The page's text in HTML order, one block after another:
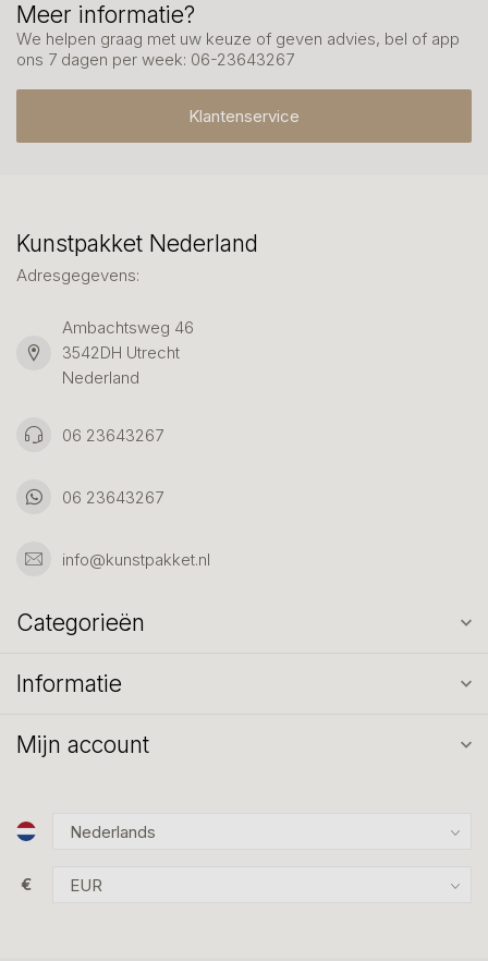
Meer informatie?
We helpen graag met uw keuze of geven advies, bel of app
ons 7 dagen per week: 06-23643267
Klantenservice
Kunstpakket Nederland
Adresgegevens:
Ambachtsweg 46
3542DH Utrecht
Nederland
06 23643267
06 23643267
info@kunstpakket.nl
Categorieën
Informatie
Mijn account
€